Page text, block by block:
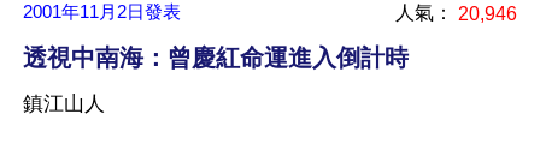
2001年11月2日發表 人氣： 20,946
透視中南海：曾慶紅命運進入倒計時
鎮江山人